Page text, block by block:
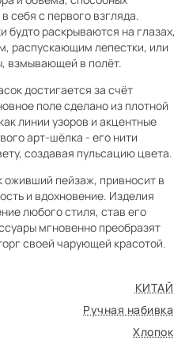
себя с первого взгляда.
будто раскрываются на глазах,
распускающим лепестки, или
взмывающей в полёт.
достигается за счёт
поле сделано из плотной
линии узоров и акцентные
арт-шёлка - его нити
создавая пульсацию цвета.
оживший пейзаж, привносит в
и вдохновение. Изделия
любого стиля, став его
мгновенно преобразят
своей чарующей красотой.
КИТАЙ
Ручная набивка
Хлопок